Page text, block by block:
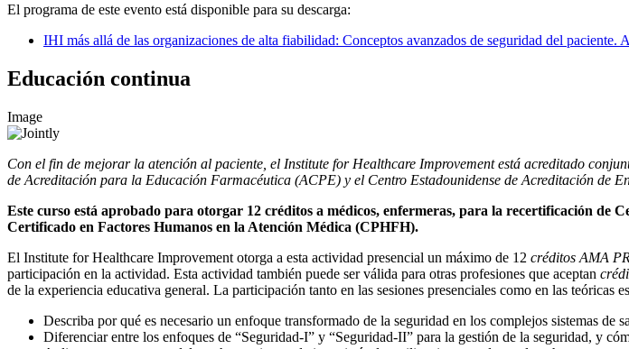
El programa de este evento está disponible para su descarga:
IHI más allá de las organizaciones de alta fiabilidad: Conceptos avanzados de seguridad del paciente.
Educación continua
Image
Con el fin de mejorar la atención al paciente, el Institute for Healthcare Improvement está acreditado
de Acreditación para la Educación Farmacéutica (ACPE) y el Centro Estadounidense de Acreditación de
Este curso está aprobado para otorgar 12 créditos a médicos, enfermeras, para la recertificación
Certificado en Factores Humanos en la Atención Médica (CPHFH).
El Institute for Healthcare Improvement otorga a esta actividad presencial un máximo de 12 créditos AMA
participación en la actividad. Esta actividad también puede ser válida para otras profesiones que aceptan
de la experiencia educativa general. La participación tanto en las sesiones presenciales como en las teóricas
Describa por qué es necesario un enfoque transformado de la seguridad en los complejos sistemas de
Diferenciar entre los enfoques de “Seguridad-I” y “Seguridad-II” para la gestión de la seguridad, y